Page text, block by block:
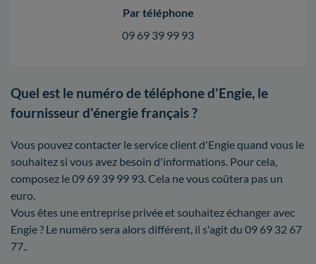
Par téléphone
09 69 39 99 93
Quel est le numéro de téléphone d'Engie, le
fournisseur d'énergie français ?
Vous pouvez contacter le service client d'Engie quand vous le
souhaitez si vous avez besoin d'informations. Pour cela,
composez le 09 69 39 99 93. Cela ne vous coûtera pas un
euro.
Vous êtes une entreprise privée et souhaitez échanger avec
Engie ? Le numéro sera alors différent, il s'agit du 09 69 32 67
77..